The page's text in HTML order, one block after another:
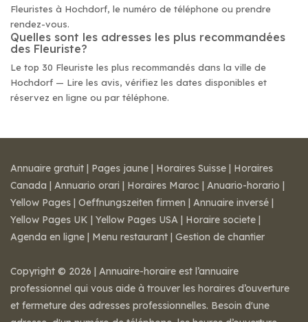
Fleuristes à Hochdorf, le numéro de téléphone ou prendre
rendez-vous.
Quelles sont les adresses les plus recommandées
des Fleuriste?
Le top 30 Fleuriste les plus recommandés dans la ville de
Hochdorf — Lire les avis, vérifiez les dates disponibles et
réservez en ligne ou par téléphone.
Annuaire gratuit | Pages jaune | Horaires Suisse | Horaires
Canada | Annuario orari | Horaires Maroc | Anuario-horario |
Yellow Pages | Oeffnungszeiten firmen | Annuaire inversé |
Yellow Pages UK | Yellow Pages USA | Horaire societe |
Agenda en ligne | Menu restaurant | Gestion de chantier
Copyright © 2026 | Annuaire-horaire est l’annuaire
professionnel qui vous aide à trouver les horaires d’ouverture
et fermeture des adresses professionnelles. Besoin d'une